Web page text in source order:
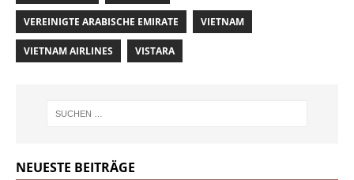
VEREINIGTE ARABISCHE EMIRATE VIETNAM
VIETNAM AIRLINES VISTARA
NEUESTE BEITRÄGE